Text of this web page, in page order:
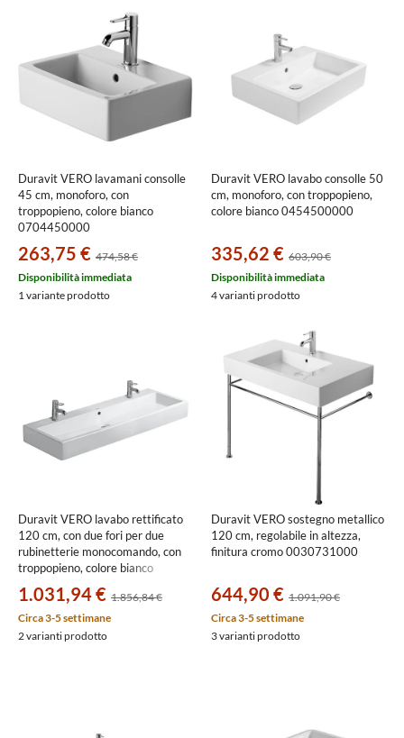
Duravit VERO lavamani consolle
45 cm, monoforo, con
troppopieno, colore bianco
0704450000
263,75 € 474,58 €
Disponibilità immediata
1 variante prodotto
Duravit VERO lavabo consolle 50
cm, monoforo, con troppopieno,
colore bianco 0454500000
335,62 € 603,90 €
Disponibilità immediata
4 varianti prodotto
Duravit VERO lavabo rettificato
120 cm, con due fori per due
rubinetterie monocomando, con
troppopieno, colore bianco
0454120026
1.031,94 € 1.856,84 €
Circa 3-5 settimane
2 varianti prodotto
Duravit VERO sostegno metallico
120 cm, regolabile in altezza,
finitura cromo 0030731000
644,90 € 1.091,90 €
Circa 3-5 settimane
3 varianti prodotto